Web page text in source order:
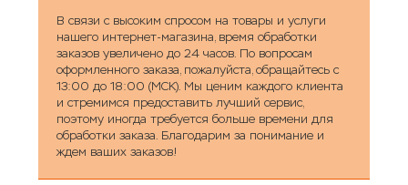
В связи с высоким спросом на товары и услуги
нашего интернет-магазина, время обработки
заказов увеличено до 24 часов. По вопросам
оформленного заказа, пожалуйста, обращайтесь с
13:00 до 18:00 (МСК). Мы ценим каждого клиента
и стремимся предоставить лучший сервис,
поэтому иногда требуется больше времени для
обработки заказа. Благодарим за понимание и
ждем ваших заказов!